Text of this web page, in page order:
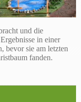
und die
in einer
bevor sie am letzten
fanden.